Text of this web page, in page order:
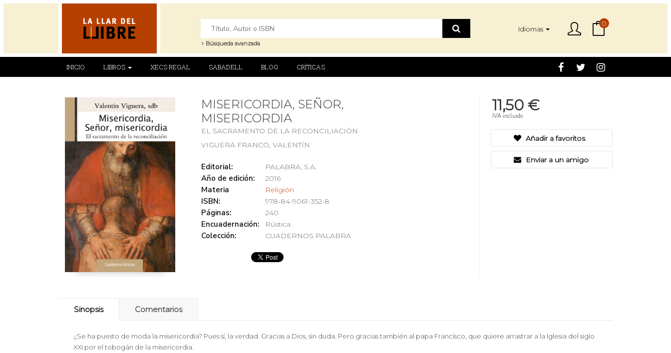
Búsqueda avanzada
Idiomas
0
INICIO LIBROS XECS REGAL SABADELL BLOG CRÍTICAS
MISERICORDIA, SEÑOR,
MISERICORDIA
EL SACRAMENTO DE LA RECONCILIACIÓN
VIGUERA FRANCO, VALENTÍN
Editorial: PALABRA, S.A.
Año de edición: 2016
Materia Religión
ISBN: 978-84-9061-352-8
Páginas: 240
Encuadernación: Rústica
Colección: CUADERNOS PALABRA
11,50 €
IVA incluido
Añadir a favoritos
Enviar a un amigo
Sinopsis Comentarios
¿Se ha puesto de moda la misericordia? Pues sí, la verdad. Gracias a Dios, sin duda. Pero gracias también al papa Francisco, que quiere arrastrar a la Iglesia del siglo
XXI por el tobogán de la misericordia.